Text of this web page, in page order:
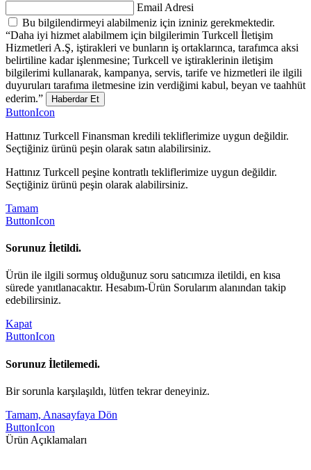
Email Adresi
Bu bilgilendirmeyi alabilmeniz için izniniz gerekmektedir.
“Daha iyi hizmet alabilmem için bilgilerimin Turkcell İletişim
Hizmetleri A.Ş, iştirakleri ve bunların iş ortaklarınca, tarafımca aksi
belirtiline kadar işlenmesine; Turkcell ve iştiraklerinin iletişim
bilgilerimi kullanarak, kampanya, servis, tarife ve hizmetleri ile ilgili
duyuruları tarafıma iletmesine izin verdiğimi kabul, beyan ve taahhüt
ederim.”
Haberdar Et
ButtonIcon
Hattınız Turkcell Finansman kredili tekliflerimize uygun değildir.
Seçtiğiniz ürünü peşin olarak satın alabilirsiniz.
Hattınız Turkcell peşine kontratlı tekliflerimize uygun değildir.
Seçtiğiniz ürünü peşin olarak alabilirsiniz.
Tamam
ButtonIcon
Sorunuz İletildi.
Ürün ile ilgili sormuş olduğunuz soru satıcımıza iletildi, en kısa
sürede yanıtlanacaktır. Hesabım-Ürün Sorularım alanından takip
edebilirsiniz.
Kapat
ButtonIcon
Sorunuz İletilemedi.
Bir sorunla karşılaşıldı, lütfen tekrar deneyiniz.
Tamam, Anasayfaya Dön
ButtonIcon
Ürün Açıklamaları